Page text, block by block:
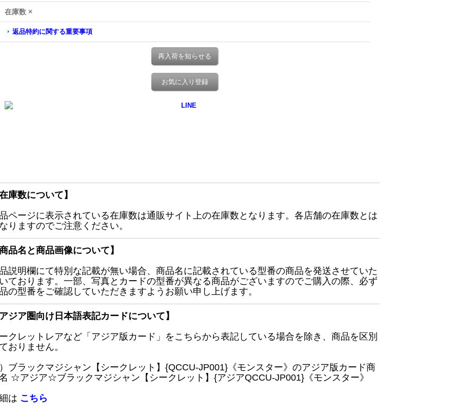
在庫数 ×
返品特約に関する重要事項
再入荷を知らせる
お気に入り登録
在庫数について】
ページに表示されている在庫数は通販サイト上の在庫数となります。各店舗の在庫数とは
りますのでご注意ください。
商品名と商品画像について】
説明欄にて特別な記載が無い場合、商品名に記載されている型番の商品を発送させていた
ております。一部、写真とカードの型番が異なる商品がございますのでご購入の際、必ず
の型番をご確認していただきますようお願い申し上げます。
アジア圏向け日本語表記カードについて】
クレットレアなど「アジア版カード」をこちらから表記している場合を除き、商品を区別
おりません。
ブラックマジシャン【シークレット】{QCCU-JP001}《モンスター》のアジア版カード商
☆アジア☆ブラックマジシャン【シークレット】{アジアQCCU-JP001}《モンスター》
は こちら